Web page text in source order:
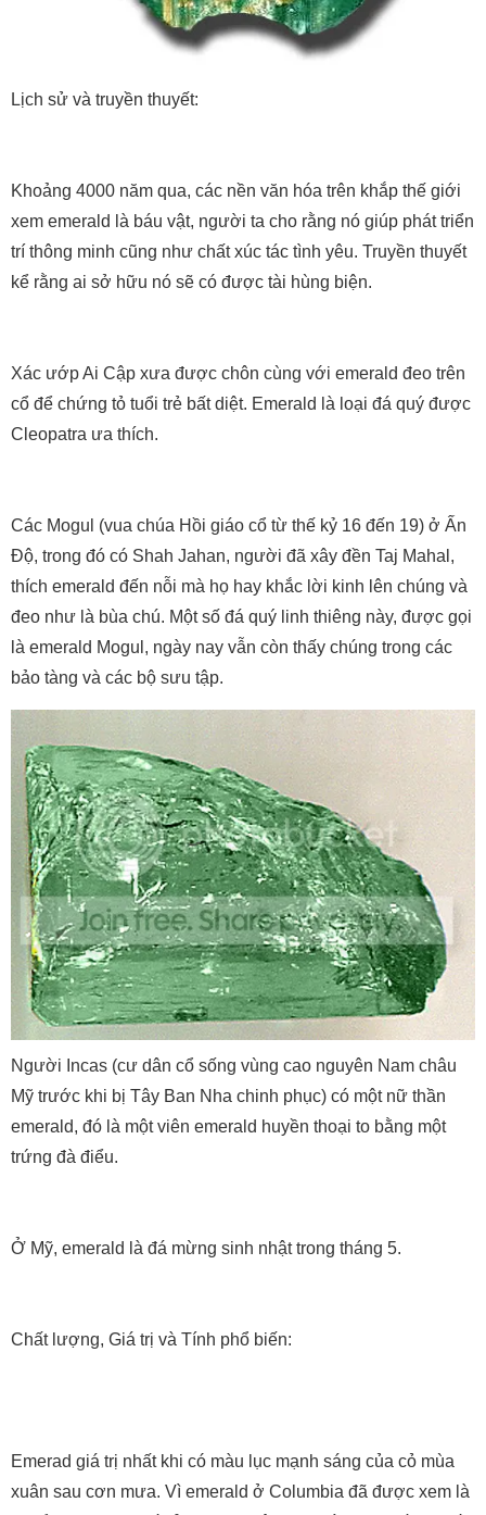
Lịch sử và truyền thuyết:
Khoảng 4000 năm qua, các nền văn hóa trên khắp thế giới
xem emerald là báu vật, người ta cho rằng nó giúp phát triển
trí thông minh cũng như chất xúc tác tình yêu. Truyền thuyết
kể rằng ai sở hữu nó sẽ có được tài hùng biện.
Xác ướp Ai Cập xưa được chôn cùng với emerald đeo trên
cổ để chứng tỏ tuổi trẻ bất diệt. Emerald là loại đá quý được
Cleopatra ưa thích.
Các Mogul (vua chúa Hồi giáo cổ từ thế kỷ 16 đến 19) ở Ấn
Độ, trong đó có Shah Jahan, người đã xây đền Taj Mahal,
thích emerald đến nỗi mà họ hay khắc lời kinh lên chúng và
đeo như là bùa chú. Một số đá quý linh thiêng này, được gọi
là emerald Mogul, ngày nay vẫn còn thấy chúng trong các
bảo tàng và các bộ sưu tập.
Người Incas (cư dân cổ sống vùng cao nguyên Nam châu
Mỹ trước khi bị Tây Ban Nha chinh phục) có một nữ thần
emerald, đó là một viên emerald huyền thoại to bằng một
trứng đà điểu.
Ở Mỹ, emerald là đá mừng sinh nhật trong tháng 5.
Chất lượng, Giá trị và Tính phổ biến:
Emerad giá trị nhất khi có màu lục mạnh sáng của cỏ mùa
xuân sau cơn mưa. Vì emerald ở Columbia đã được xem là